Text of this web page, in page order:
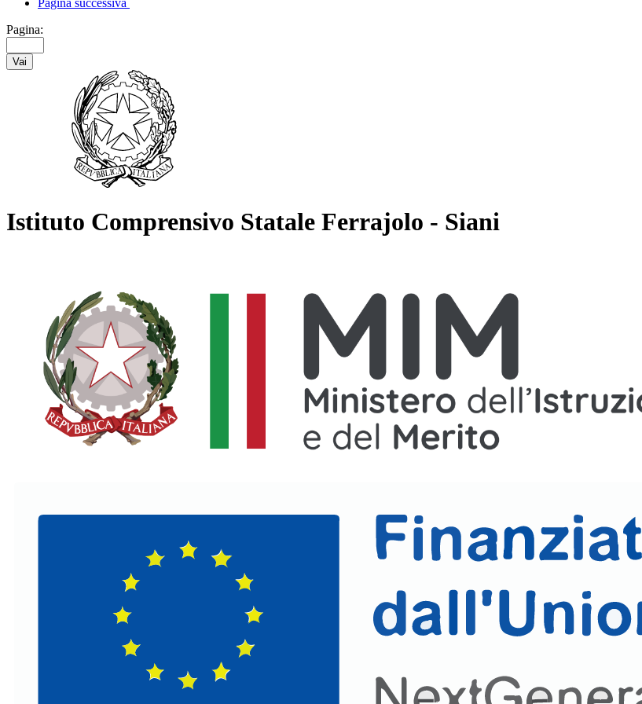
Pagina:
Vai
Istituto Comprensivo Statale Ferrajolo - Siani